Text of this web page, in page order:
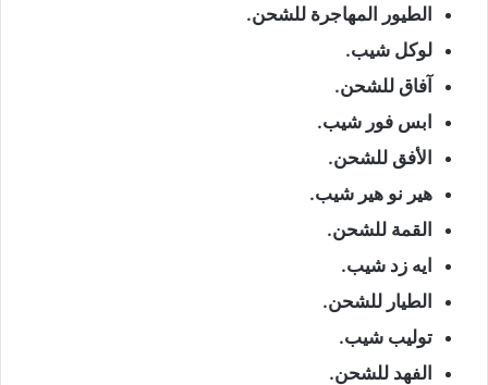
الطيور المهاجرة للشحن.
لوكل شيب.
آفاق للشحن.
ابس فور شيب.
الأفق للشحن.
هير نو هير شيب.
القمة للشحن.
ايه زد شيب.
الطيار للشحن.
توليب شيب.
الفهد للشحن.